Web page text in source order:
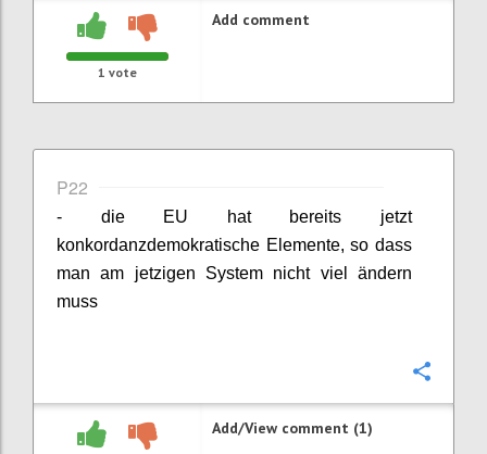
1 vote
Add comment
P22
- die EU hat bereits jetzt
konkordanzdemokratische Elemente, so dass
man am jetzigen System nicht viel ändern
muss
Add/View comment (1)